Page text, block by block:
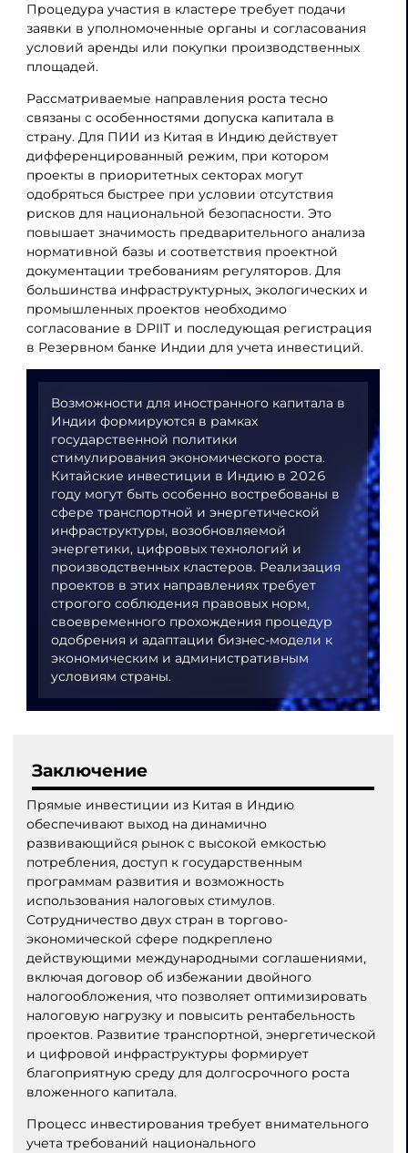
Процедура участия в кластере требует подачи
заявки в уполномоченные органы и согласования
условий аренды или покупки производственных
площадей.
Рассматриваемые направления роста тесно
связаны с особенностями допуска капитала в
страну. Для ПИИ из Китая в Индию действует
дифференцированный режим, при котором
проекты в приоритетных секторах могут
одобряться быстрее при условии отсутствия
рисков для национальной безопасности. Это
повышает значимость предварительного анализа
нормативной базы и соответствия проектной
документации требованиям регуляторов. Для
большинства инфраструктурных, экологических и
промышленных проектов необходимо
согласование в DPIIT и последующая регистрация
в Резервном банке Индии для учета инвестиций.
Возможности для иностранного капитала в
Индии формируются в рамках
государственной политики
стимулирования экономического роста.
Китайские инвестиции в Индию в 2026
году могут быть особенно востребованы в
сфере транспортной и энергетической
инфраструктуры, возобновляемой
энергетики, цифровых технологий и
производственных кластеров. Реализация
проектов в этих направлениях требует
строгого соблюдения правовых норм,
своевременного прохождения процедур
одобрения и адаптации бизнес-модели к
экономическим и административным
условиям страны.
Заключение
Прямые инвестиции из Китая в Индию
обеспечивают выход на динамично
развивающийся рынок с высокой емкостью
потребления, доступ к государственным
программам развития и возможность
использования налоговых стимулов.
Сотрудничество двух стран в торгово-
экономической сфере подкреплено
действующими международными соглашениями,
включая договор об избежании двойного
налогообложения, что позволяет оптимизировать
налоговую нагрузку и повысить рентабельность
проектов. Развитие транспортной, энергетической
и цифровой инфраструктуры формирует
благоприятную среду для долгосрочного роста
вложенного капитала.
Процесс инвестирования требует внимательного
учета требований национального